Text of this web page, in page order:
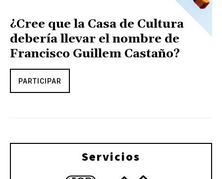
¿Cree que la Casa de Cultura
debería llevar el nombre de
Francisco Guillem Castaño?
PARTICIPAR
Servicios